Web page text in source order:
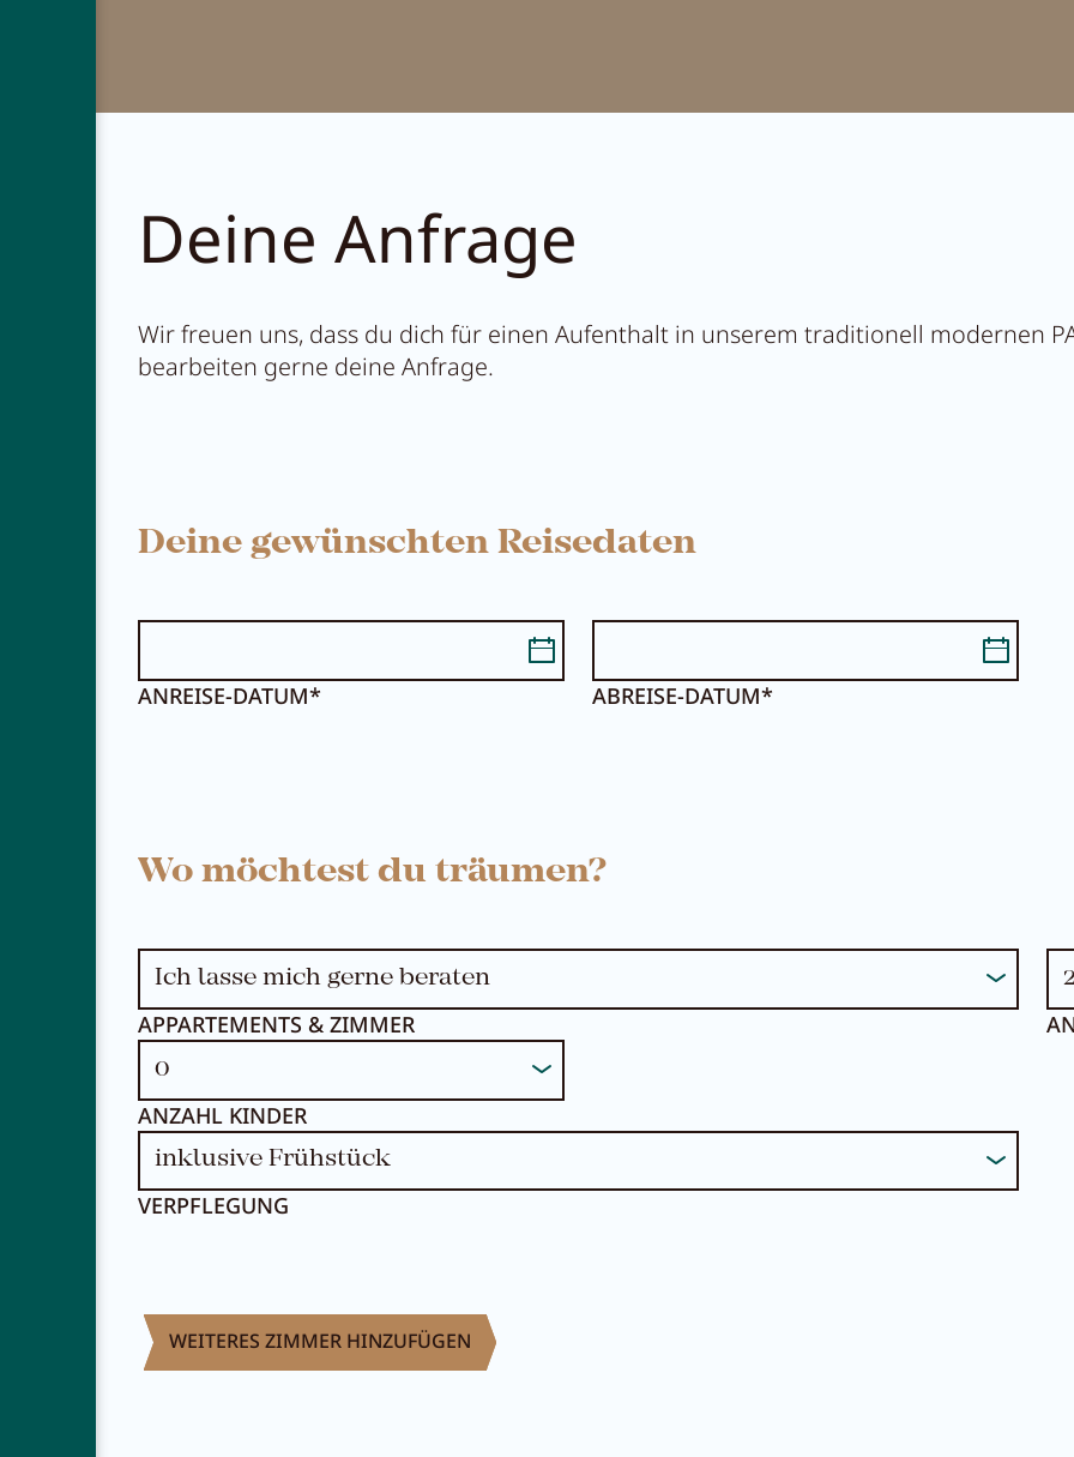
KONTAKT
Deine Anfrage
Wir freuen uns, dass du dich für einen Aufenthalt in unserem traditionell modernen
bearbeiten gerne deine Anfrage.
Deine gewünschten Reisedaten
ANREISE-DATUM* ABREISE-DATUM*
Wo möchtest du träumen?
APPARTEMENTS & ZIMMER
VERPFLEGUNG
ANZAHL KINDER
WEITERES ZIMMER HINZUFÜGEN